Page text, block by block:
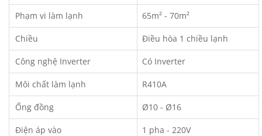
Phạm vi làm lạnh 65m² - 70m²
Chiều Điều hòa 1 chiều lạnh
Công nghệ Inverter Có Inverter
Môi chất làm lạnh R410A
Ống đồng Ø10 - Ø16
Điện áp vào 1 pha - 220V